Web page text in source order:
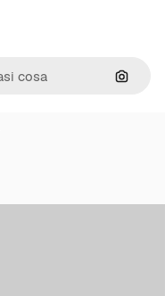
Cerca